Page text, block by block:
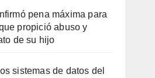
pena máxima para
propició abuso y
de su hijo
sistemas de datos del